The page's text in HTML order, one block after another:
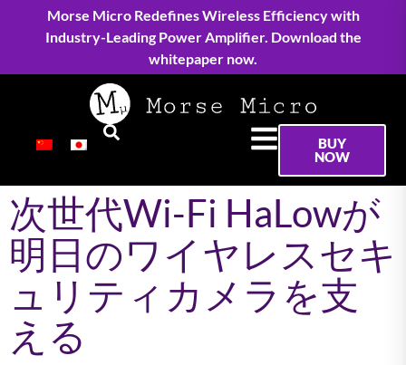
Morse Micro Redefines Wireless Efficiency with
Industry-Leading Power Amplifier. Download the
whitepaper now.
BUY
NOW
次世代Wi-Fi HaLowが
明日のワイヤレスセキ
ュリティカメラを支
える